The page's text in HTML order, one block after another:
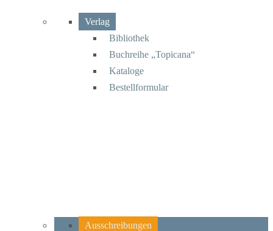
Verlag
Bibliothek
Buchreihe „Topicana“
Kataloge
Bestellformular
Ausschreibungen